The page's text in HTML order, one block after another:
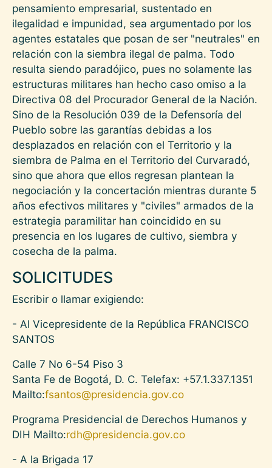
pensamiento empresarial, sustentado en
ilegalidad e impunidad, sea argumentado por los
agentes estatales que posan de ser "neutrales" en
relación con la siembra ilegal de palma. Todo
resulta siendo paradójico, pues no solamente las
estructuras militares han hecho caso omiso a la
Directiva 08 del Procurador General de la Nación.
Sino de la Resolución 039 de la Defensoría del
Pueblo sobre las garantías debidas a los
desplazados en relación con el Territorio y la
siembra de Palma en el Territorio del Curvaradó,
sino que ahora que ellos regresan plantean la
negociación y la concertación mientras durante 5
años efectivos militares y "civiles" armados de la
estrategia paramilitar han coincidido en su
presencia en los lugares de cultivo, siembra y
cosecha de la palma.
SOLICITUDES
Escribir o llamar exigiendo:
- Al Vicepresidente de la República FRANCISCO
SANTOS
Calle 7 No 6-54 Piso 3
Santa Fe de Bogotá, D. C. Telefax: +57.1.337.1351
Mailto:fsantos@presidencia.gov.co
Programa Presidencial de Derechos Humanos y
DIH Mailto:rdh@presidencia.gov.co
- A la Brigada 17